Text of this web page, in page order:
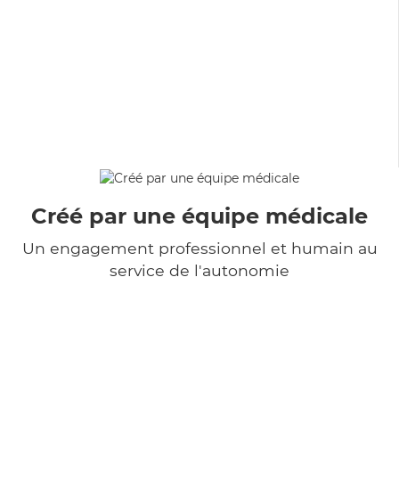
Créé par une équipe médicale
Un engagement professionnel et humain au
service de l'autonomie